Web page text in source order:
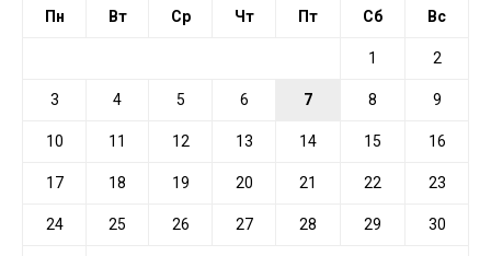
Пн Вт Ср Чт Пт Сб Вс
1 2
3 4 5 6 7 8 9
10 11 12 13 14 15 16
17 18 19 20 21 22 23
24 25 26 27 28 29 30